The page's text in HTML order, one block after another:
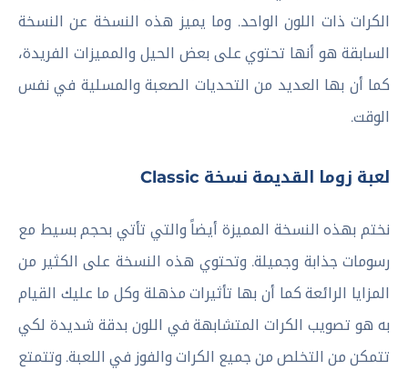
الكرات ذات اللون الواحد. وما يميز هذه النسخة عن النسخة
السابقة هو أنها تحتوي على بعض الحيل والمميزات الفريدة،
كما أن بها العديد من التحديات الصعبة والمسلية في نفس
الوقت.
لعبة زوما القديمة نسخة Classic
نختم بهذه النسخة المميزة أيضاً والتي تأتي بحجم بسيط مع
رسومات جذابة وجميلة. وتحتوي هذه النسخة على الكثير من
المزايا الرائعة كما أن بها تأثيرات مذهلة وكل ما عليك القيام
به هو تصويب الكرات المتشابهة في اللون بدقة شديدة لكي
تتمكن من التخلص من جميع الكرات والفوز في اللعبة. وتتمتع